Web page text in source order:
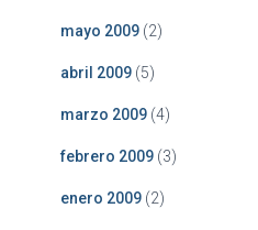
mayo 2009 (2)
abril 2009 (5)
marzo 2009 (4)
febrero 2009 (3)
enero 2009 (2)